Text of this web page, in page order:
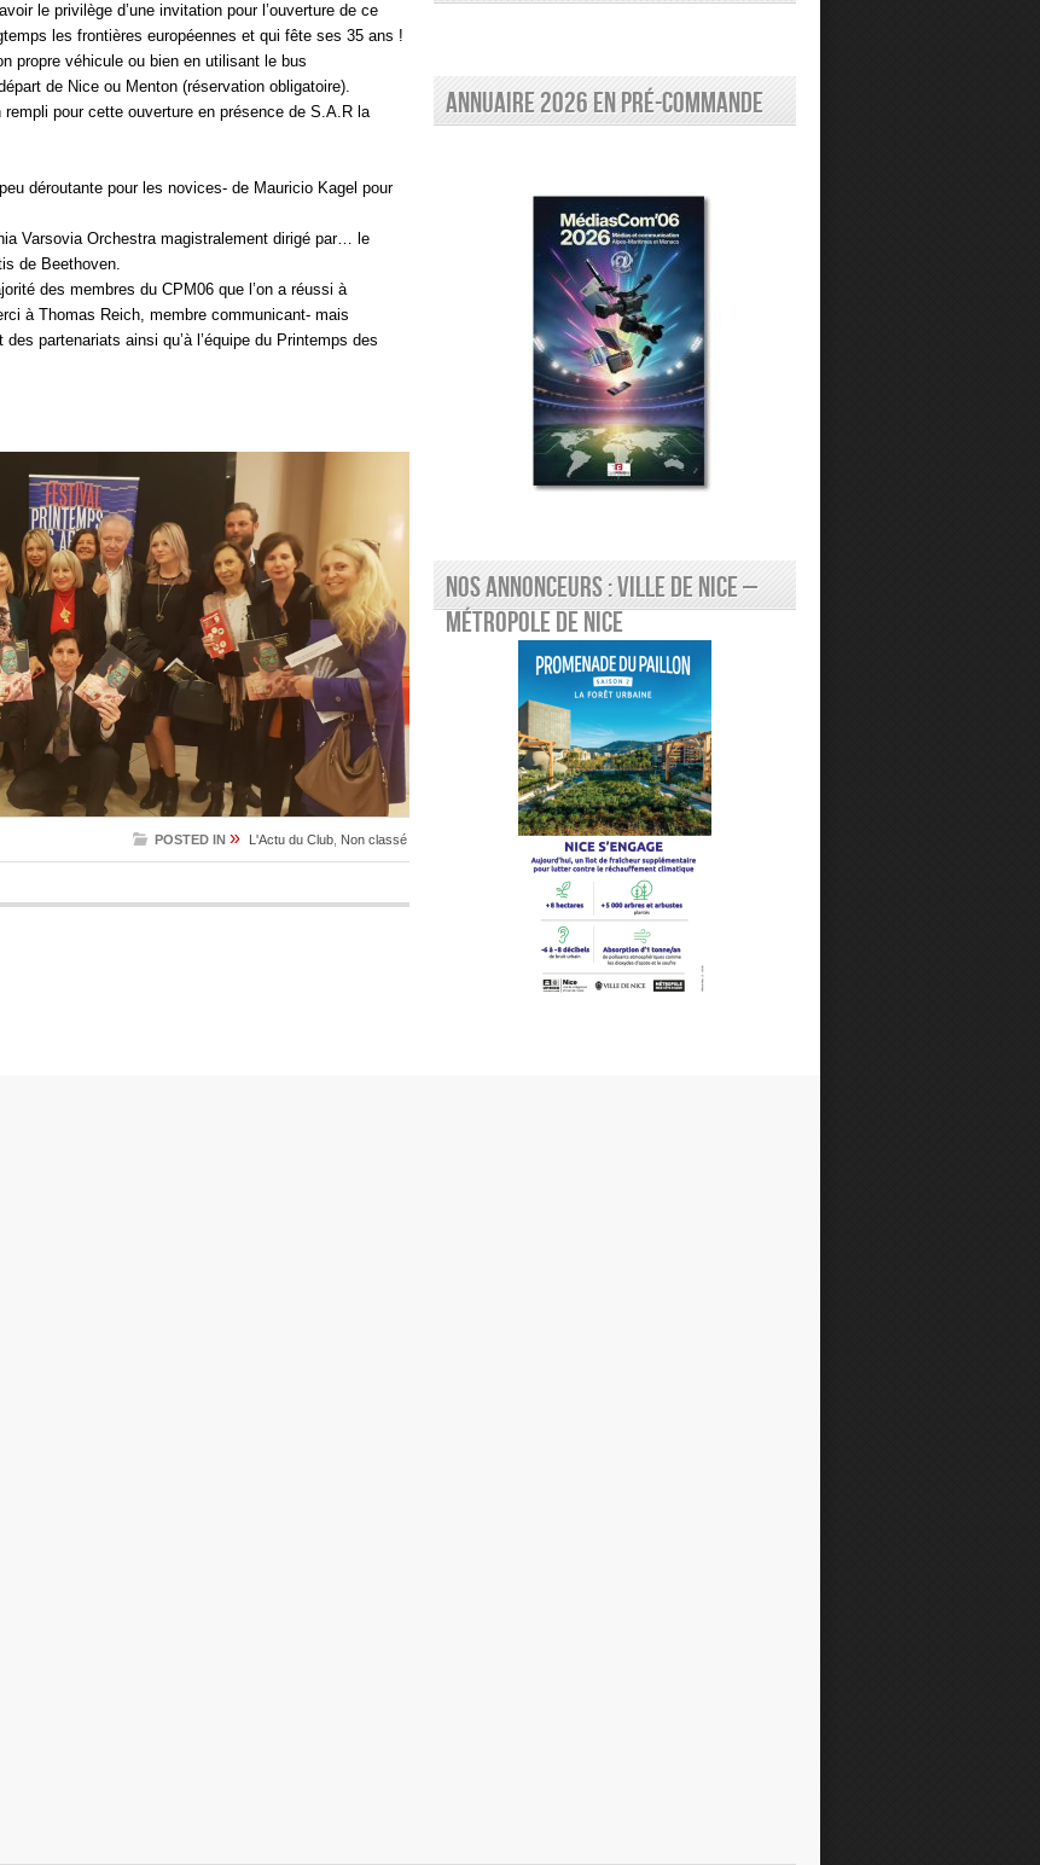
le privilège d’une invitation pour l’ouverture de ce
les frontières européennes et qui fête ses 35 ans !
propre véhicule ou bien en utilisant le bus
de Nice ou Menton (réservation obligatoire).
pour cette ouverture en présence de S.A.R la
déroutante pour les novices- de Mauricio Kagel pour
Varsovia Orchestra magistralement dirigé par… le
de Beethoven.
des membres du CPM06 que l’on a réussi à
à Thomas Reich, membre communicant- mais
partenariats ainsi qu’à l’équipe du Printemps des
POSTED IN » L'Actu du Club Non classé
Annuaire 2026 en pré-commande
Nos annonceurs : Ville de Nice –
Métropole de Nice